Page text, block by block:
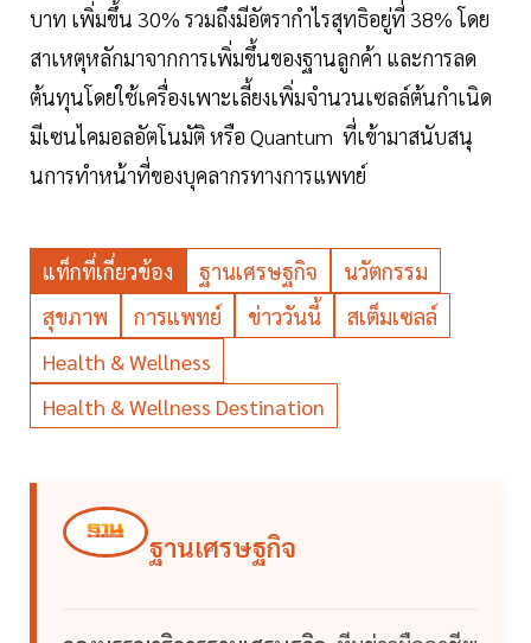
บาท เพิ่มขึ้น 30% รวมถึงมีอัตรากำไรสุทธิอยู่ที่ 38% โดย
สาเหตุหลักมาจากการเพิ่มขึ้นของฐานลูกค้า และการลด
ต้นทุนโดยใช้เครื่องเพาะเลี้ยงเพิ่มจำนวนเซลล์ต้นกำเนิด
มีเซนไคมอลอัตโนมัติ หรือ Quantum ที่เข้ามาสนับสนุ
นการทำหน้าที่ของบุคลากรทางการแพทย์
แท็กที่เกี่ยวข้อง ฐานเศรษฐกิจ
นวัตกรรม
สุขภาพ
การแพทย์ ข่าววันนี้
สเต็มเซลล์
Health & Wellness
Health & Wellness Destination
ฐานเศรษฐกิจ